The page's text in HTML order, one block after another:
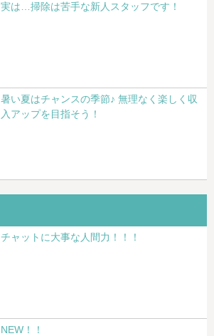
実は…掃除は苦手な新人スタッフです！
暑い夏はチャンスの季節♪ 無理なく楽しく収
入アップを目指そう！
チャットに大事な人間力！！！
NEW！！